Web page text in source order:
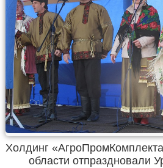
Холдинг
области отпраздновали